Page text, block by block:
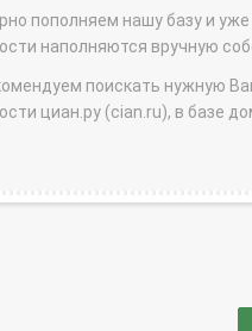
пополняем нашу базу и
наполняются вручную
поискать нужную
циан.ру (cian.ru), в базе